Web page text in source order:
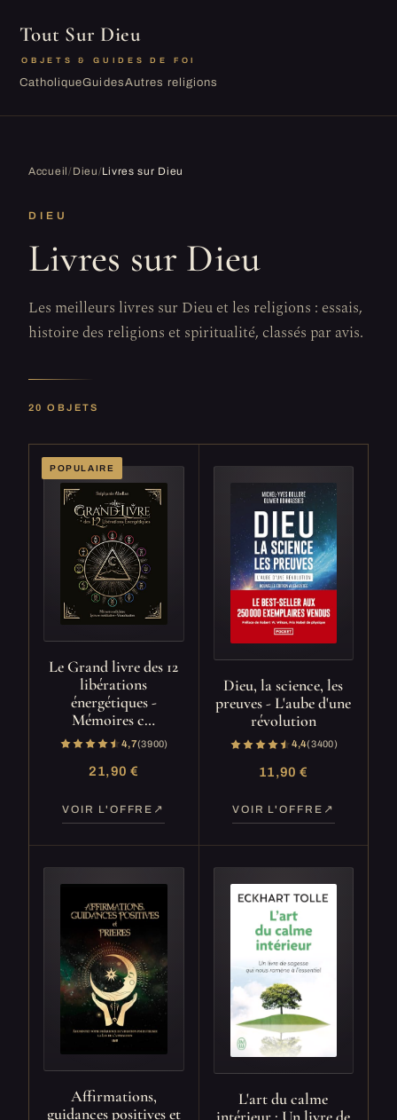
Tout Sur Dieu
OBJETS & GUIDES DE FOI
CatholiqueGuidesAutres religions
Accueil/ Dieu/Livres sur Dieu
DIEU
Livres sur Dieu
Les meilleurs livres sur Dieu et les religions : essais,
histoire des religions et spiritualité, classés par avis.
20 OBJETS
POPULAIRE
Le Grand livre des 12
libérations
énergétiques -
Mémoires c…
4,7(3 900)
21,90 €
VOIR L'OFFRE
Dieu, la science, les
preuves - L'aube d'une
révolution
4,4(3 400)
11,90 €
VOIR L'OFFRE
Affirmations,
guidances positives et
L'art du calme